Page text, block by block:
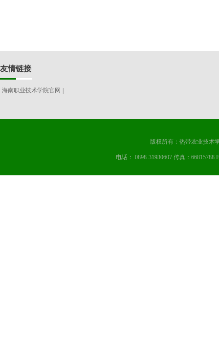
友情链接
海南职业技术学院官网
版权所有：热带农业技术
电话： 0898-31930607 传真：